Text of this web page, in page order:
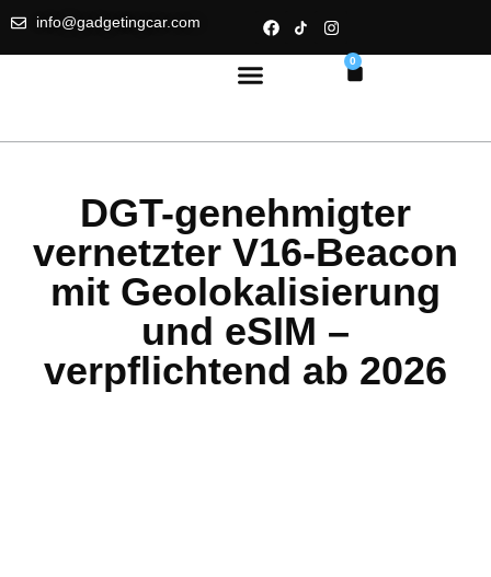
info@gadgetingcar.com
0
DGT-genehmigter
vernetzter V16-Beacon
mit Geolokalisierung
und eSIM –
verpflichtend ab 2026